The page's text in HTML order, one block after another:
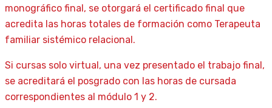
monográfico final, se otorgará el certificado final que
acredita las horas totales de formación como Terapeuta
familiar sistémico relacional.
Si cursas solo virtual, una vez presentado el trabajo final,
se acreditará el posgrado con las horas de cursada
correspondientes al módulo 1 y 2.